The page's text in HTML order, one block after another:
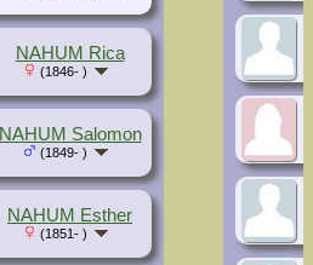
NAHUM Rica
(1846- )
NAHUM Salomon
(1849- )
NAHUM Esther
(1851- )